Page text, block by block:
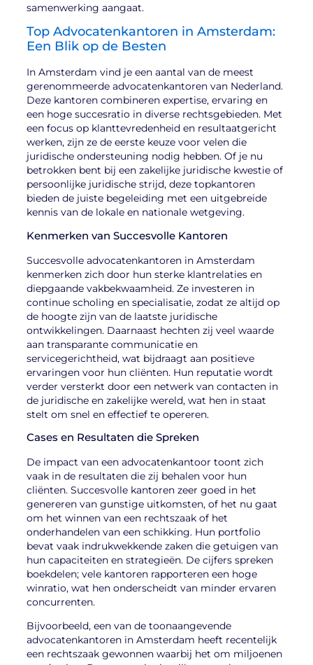
samenwerking aangaat.
Top Advocatenkantoren in Amsterdam:
Een Blik op de Besten
In Amsterdam vind je een aantal van de meest
gerenommeerde advocatenkantoren van Nederland.
Deze kantoren combineren expertise, ervaring en
een hoge succesratio in diverse rechtsgebieden. Met
een focus op klanttevredenheid en resultaatgericht
werken, zijn ze de eerste keuze voor velen die
juridische ondersteuning nodig hebben. Of je nu
betrokken bent bij een zakelijke juridische kwestie of
persoonlijke juridische strijd, deze topkantoren
bieden de juiste begeleiding met een uitgebreide
kennis van de lokale en nationale wetgeving.
Kenmerken van Succesvolle Kantoren
Succesvolle advocatenkantoren in Amsterdam
kenmerken zich door hun sterke klantrelaties en
diepgaande vakbekwaamheid. Ze investeren in
continue scholing en specialisatie, zodat ze altijd op
de hoogte zijn van de laatste juridische
ontwikkelingen. Daarnaast hechten zij veel waarde
aan transparante communicatie en
servicegerichtheid, wat bijdraagt aan positieve
ervaringen voor hun cliënten. Hun reputatie wordt
verder versterkt door een netwerk van contacten in
de juridische en zakelijke wereld, wat hen in staat
stelt om snel en effectief te opereren.
Cases en Resultaten die Spreken
De impact van een advocatenkantoor toont zich
vaak in de resultaten die zij behalen voor hun
cliënten. Succesvolle kantoren zeer goed in het
genereren van gunstige uitkomsten, of het nu gaat
om het winnen van een rechtszaak of het
onderhandelen van een schikking. Hun portfolio
bevat vaak indrukwekkende zaken die getuigen van
hun capaciteiten en strategieën. De cijfers spreken
boekdelen; vele kantoren rapporteren een hoge
winratio, wat hen onderscheidt van minder ervaren
concurrenten.
Bijvoorbeeld, een van de toonaangevende
advocatenkantoren in Amsterdam heeft recentelijk
een rechtszaak gewonnen waarbij het om miljoenen